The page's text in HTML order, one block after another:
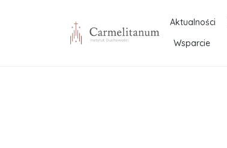
Aktualności
Wsparcie